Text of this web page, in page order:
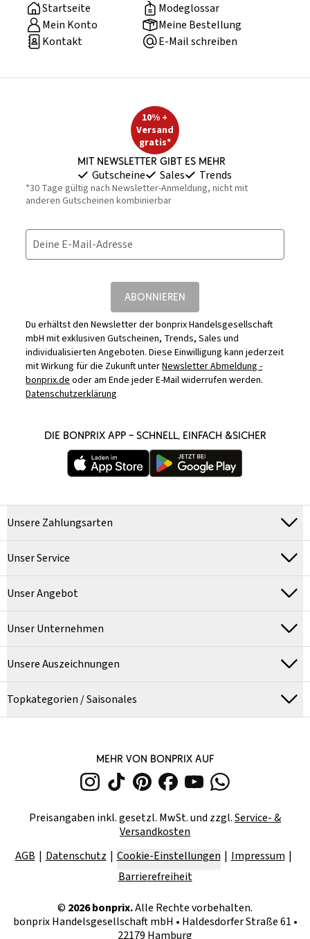
Startseite
Modeglossar
Mein Konto
Meine Bestellung
Kontakt
E-Mail schreiben
10% +
Versand
gratis*
Mit Newsletter gibt es mehr
Gutscheine Sales Trends
*30 Tage gültig nach Newsletter-Anmeldung, nicht mit
anderen Gutscheinen kombinierbar
Deine E-Mail-Adresse
ABONNIEREN
Du erhältst den Newsletter der bonprix Handelsgesellschaft
mbH mit exklusiven Gutscheinen, Trends, Sales und
individualisierten Angeboten. Diese Einwilligung kann jederzeit
mit Wirkung für die Zukunft unterNewsletter Abmeldung -
bonprix.deoder am Ende jeder E-Mail widerrufen werden.
Datenschutzerklärung
DIE BONPRIX APP – SCHNELL, EINFACH &SICHER
Unsere Zahlungsarten
Unser Service
Unser Angebot
Unser Unternehmen
Unsere Auszeichnungen
Topkategorien / Saisonales
MEHR VON BONPRIX AUF
Preisangaben inkl. gesetzl. MwSt. und zzgl.Service- &
Versandkosten
AGB
Datenschutz Cookie-Einstellungen
Impressum
Barrierefreiheit
© 2026bonprix.Alle Rechte vorbehalten.
bonprix Handelsgesellschaft mbH • Haldesdorfer Straße 61 •
22179 Hamburg